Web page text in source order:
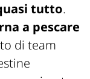
tutto.
a pescare
di team